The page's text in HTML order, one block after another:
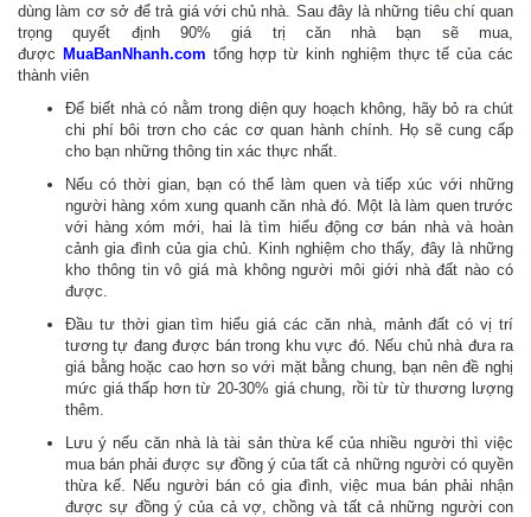
dùng làm cơ sở để trả giá với chủ nhà. Sau đây là những tiêu chí quan
trọng quyết định 90% giá trị căn nhà bạn sẽ mua,
được MuaBanNhanh.com tổng hợp từ kinh nghiệm thực tế của các
thành viên
Để biết nhà có nằm trong diện quy hoạch không, hãy bỏ ra chút
chi phí bôi trơn cho các cơ quan hành chính. Họ sẽ cung cấp
cho bạn những thông tin xác thực nhất.
Nếu có thời gian, bạn có thể làm quen và tiếp xúc với những
người hàng xóm xung quanh căn nhà đó. Một là làm quen trước
với hàng xóm mới, hai là tìm hiểu động cơ bán nhà và hoàn
cảnh gia đình của gia chủ. Kinh nghiệm cho thấy, đây là những
kho thông tin vô giá mà không người môi giới nhà đất nào có
được.
Đầu tư thời gian tìm hiểu giá các căn nhà, mảnh đất có vị trí
tương tự đang được bán trong khu vực đó. Nếu chủ nhà đưa ra
giá bằng hoặc cao hơn so với mặt bằng chung, bạn nên đề nghị
mức giá thấp hơn từ 20-30% giá chung, rồi từ từ thương lượng
thêm.
Lưu ý nếu căn nhà là tài sản thừa kế của nhiều người thì việc
mua bán phải được sự đồng ý của tất cả những người có quyền
thừa kế. Nếu người bán có gia đình, việc mua bán phải nhận
được sự đồng ý của cả vợ, chồng và tất cả những người con